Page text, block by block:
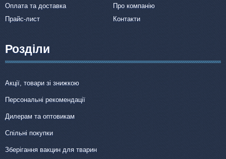
Оплата та доставка
Про компанію
Прайс-лист
Контакти
Розділи
Акції, товари зі знижкою
Персональні рекомендації
Дилерам та оптовикам
Спільні покупки
Зберігання вакцин для тварин